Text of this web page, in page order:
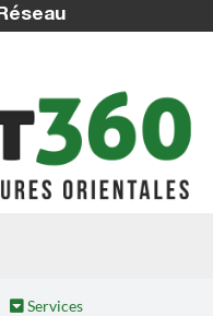
Services